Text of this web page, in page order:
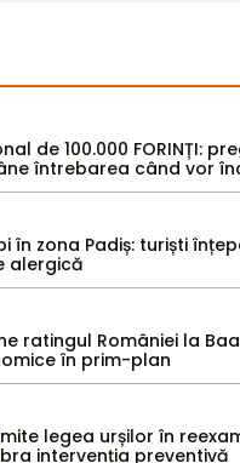
de 100.000 FORINȚI:
întrebarea când vor
în zona Padiș: turiști
alergică
ratingul României la
în prim-plan
legea urșilor în
intervenția preventivă